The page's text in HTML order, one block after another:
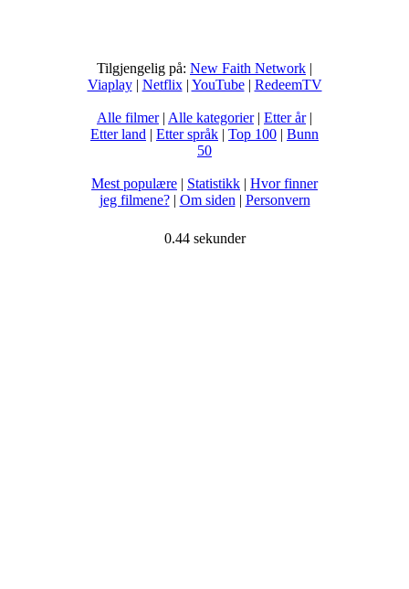
Tilgjengelig på: New Faith Network |
Viaplay| Netflix| YouTube| RedeemTV
Alle filmer| Alle kategorier| Etter år|
Etter land | Etter språk | Top 100 | Bunn
50
Mest populære | Statistikk | Hvor finner
jeg filmene?| Om siden | Personvern
0.44 sekunder